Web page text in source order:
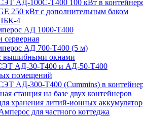
АД-100С-Т400 100 кВт в
250 кВт с дополнительным баком
4
АД 1000-Т400
серверная
АД 700-Т400 (5 м)
вышибными окнами
АД-30-Т400 и АД-50-Т400
помещений
АД-300-Т400 (Cummins) в
станция на базе двух контейнеров
хранения литий-ионных
для частного коттеджа